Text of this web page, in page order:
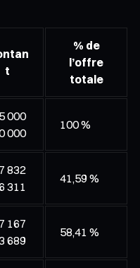
t
% de
l’offre
totale
000
000
100 %
832
311
41,59 %
167
689
58,41 %